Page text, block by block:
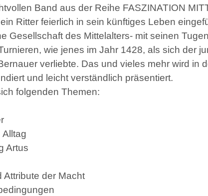
Band aus der Reihe FASZINATION
Ritter feierlich in sein künftiges Leben
Gesellschaft des Mittelalters- mit seinen
wie jenes im Jahr 1428, als sich der
verliebte. Das und vieles mehr wird in
und leicht verständlich präsentiert.
folgenden Themen:
Alltag
Artus
Attribute der Macht